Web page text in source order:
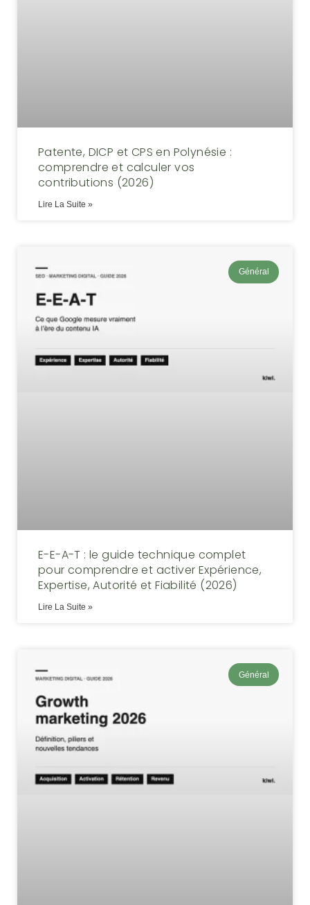
Patente, DICP et CPS en Polynésie :
comprendre et calculer vos
contributions (2026)
Lire La Suite »
Général
E-E-A-T : le guide technique complet
pour comprendre et activer Expérience,
Expertise, Autorité et Fiabilité (2026)
Lire La Suite »
Général